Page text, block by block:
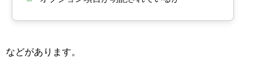
などがあります。